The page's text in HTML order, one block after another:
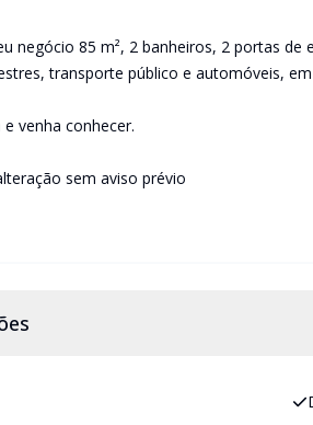
negócio 85 m², 2 banheiros, 2 portas
transporte público e automóveis,
venha conhecer.
sem aviso prévio